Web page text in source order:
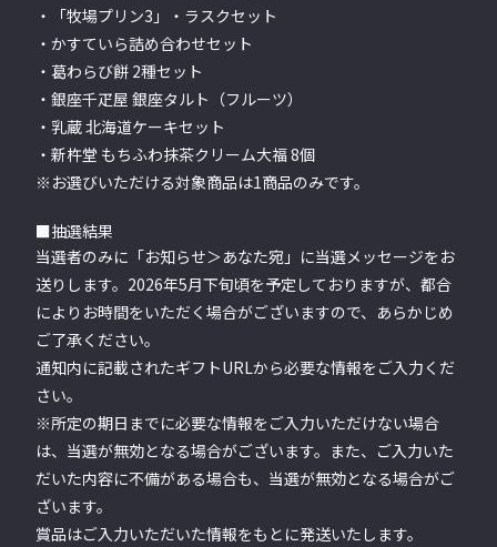
・「牧場プリン3」・ラスクセット
・かすていら詰め合わせセット
・葛わらび餅 2種セット
・銀座千疋屋 銀座タルト（フルーツ）
・乳蔵 北海道ケーキセット
・新杵堂 もちふわ抹茶クリーム大福 8個
※お選びいただける対象商品は1商品のみです。
■抽選結果
当選者のみに「お知らせ＞あなた宛」に当選メッセージをお
送りします。2026年5月下旬頃を予定しておりますが、都合
によりお時間をいただく場合がございますので、あらかじめ
ご了承ください。
通知内に記載されたギフトURLから必要な情報をご入力くだ
さい。
※所定の期日までに必要な情報をご入力いただけない場合
は、当選が無効となる場合がございます。また、ご入力いた
だいた内容に不備がある場合も、当選が無効となる場合がご
ざいます。
賞品はご入力いただいた情報をもとに発送いたします。